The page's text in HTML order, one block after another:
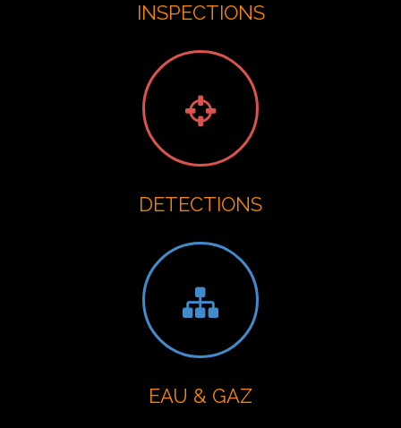
INSPECTIONS
DETECTIONS
EAU & GAZ